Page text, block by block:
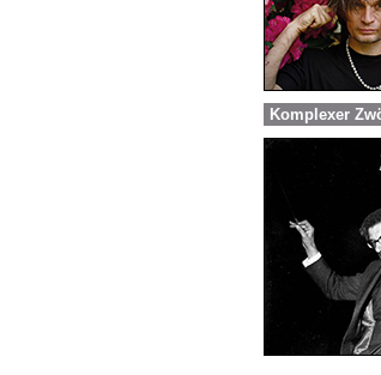
Komplexer